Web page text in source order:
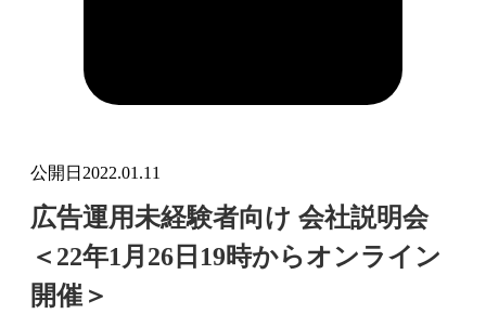
公開日 2022.01.11
広告運用未経験者向け 会社説明会
＜22年1月26日19時からオンライン
開催＞